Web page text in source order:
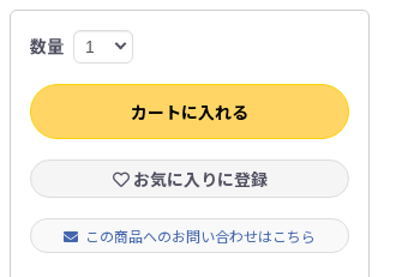
数量
カートに入れる
お気に入りに登録
この商品へのお問い合わせはこちら